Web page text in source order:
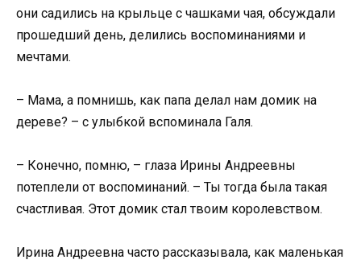
они садились на крыльце с чашками чая, обсуждали
прошедший день, делились воспоминаниями и
мечтами.
– Мама, а помнишь, как папа делал нам домик на
дереве? – с улыбкой вспоминала Галя.
– Конечно, помню, – глаза Ирины Андреевны
потеплели от воспоминаний. – Ты тогда была такая
счастливая. Этот домик стал твоим королевством.
Ирина Андреевна часто рассказывала, как маленькая